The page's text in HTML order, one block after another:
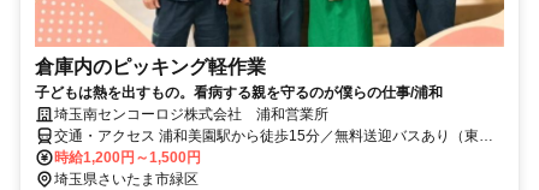
倉庫内のピッキング軽作業
子どもは熱を出すもの。看病する親を守るのが僕らの仕事/浦和
埼玉南センコーロジ株式会社 浦和営業所
交通・アクセス 浦和美園駅から徒歩15分／無料送迎バスあり（東川
口駅より）／車・バイク通勤OK（駐車場完備）
時給1,200円～1,500円
埼玉県さいたま市緑区